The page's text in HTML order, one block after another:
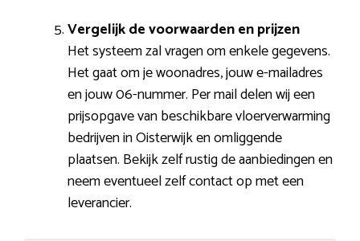
Vergelijk de voorwaarden en prijzen
Het systeem zal vragen om enkele gegevens.
Het gaat om je woonadres, jouw e-mailadres
en jouw 06-nummer. Per mail delen wij een
prijsopgave van beschikbare vloerverwarming
bedrijven in Oisterwijk en omliggende
plaatsen. Bekijk zelf rustig de aanbiedingen en
neem eventueel zelf contact op met een
leverancier.